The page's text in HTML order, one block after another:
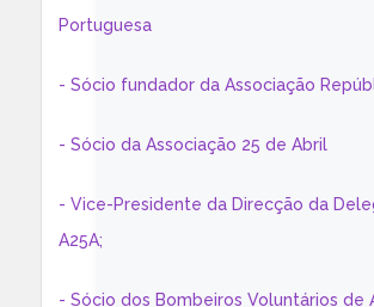
Portuguesa
- Sócio fundador da Associação
- Sócio da Associação 25 de Abril
- Vice-Presidente da Direcção da
A25A;
- Sócio dos Bombeiros Voluntários de